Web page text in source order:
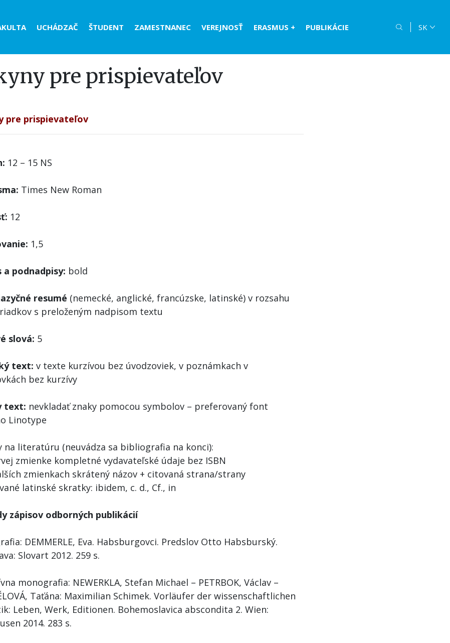
UCHÁDZAČ ŠTUDENT ZAMESTNANEC VEREJNOSŤ ERASMUS + PUBLIKÁCIE SK
pre prispievateľov
pre prispievateľov
12 – 15 NS
Times New Roman
12
1,5
a podnadpisy: bold
resumé (nemecké, anglické, francúzske, latinské) v rozsahu
s preloženým nadpisom textu
slová: 5
text: v texte kurzívou bez úvodzoviek, v poznámkach v
bez kurzívy
text: nevkladať znaky pomocou symbolov – preferovaný font
Linotype
na literatúru (neuvádza sa bibliografia na konci):
zmienke kompletné vydavateľské údaje bez ISBN
zmienkach skrátený názov + citovaná strana/strany
latinské skratky: ibidem, c. d., Cf., in
zápisov odborných publikácií
DEMMERLE, Eva. Habsburgovci. Predslov Otto Habsburský.
Slovart 2012. 259 s.
monografia: NEWERKLA, Stefan Michael – PETRBOK, Václav –
Taťána: Maximilian Schimek. Vorläufer der wissenschaftlichen
Leben, Werk, Editionen. Bohemoslavica abscondita 2. Wien:
2014. 283 s.